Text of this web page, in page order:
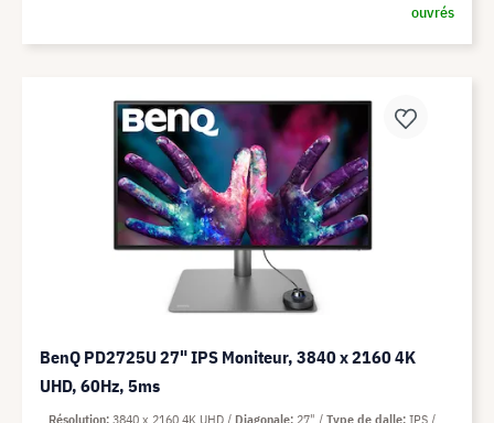
ouvrés
BenQ PD2725U 27" IPS Moniteur, 3840 x 2160 4K
UHD, 60Hz, 5ms
Résolution 3840 x 2160 4K UHD Diagonale 27" Type de dalle IPS